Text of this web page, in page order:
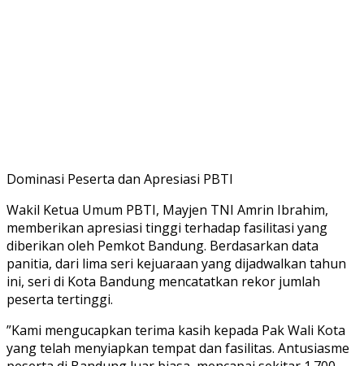
​Dominasi Peserta dan Apresiasi PBTI
​Wakil Ketua Umum PBTI, Mayjen TNI Amrin Ibrahim,
memberikan apresiasi tinggi terhadap fasilitasi yang
diberikan oleh Pemkot Bandung. Berdasarkan data
panitia, dari lima seri kejuaraan yang dijadwalkan tahun
ini, seri di Kota Bandung mencatatkan rekor jumlah
peserta tertinggi.
​”Kami mengucapkan terima kasih kepada Pak Wali Kota
yang telah menyiapkan tempat dan fasilitas. Antusiasme